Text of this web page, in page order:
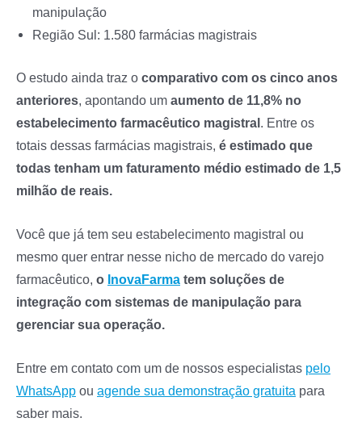
manipulação
Região Sul: 1.580 farmácias magistrais
O estudo ainda traz o comparativo com os cinco anos
anteriores, apontando um aumento de 11,8% no
estabelecimento farmacêutico magistral. Entre os
totais dessas farmácias magistrais, é estimado que
todas tenham um faturamento médio estimado de 1,5
milhão de reais.
Você que já tem seu estabelecimento magistral ou
mesmo quer entrar nesse nicho de mercado do varejo
farmacêutico, o InovaFarma tem soluções de
integração com sistemas de manipulação para
gerenciar sua operação.
Entre em contato com um de nossos especialistas pelo
WhatsApp ou agende sua demonstração gratuita para
saber mais.